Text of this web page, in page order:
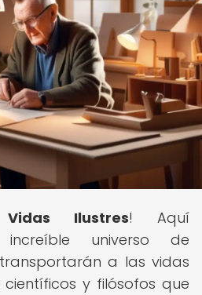
Vidas Ilustres! Aquí
universo de
a las vidas
y filósofos que